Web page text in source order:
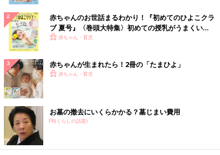
「ある日保育園から職場に『仁菜ちゃんが熱性けいれんを起こ
し、救急搬送されました』と電話があったんです。ものすごく驚
いて、急いで病院へ向かいました。私が病院に到着したときには
もうけいれんは治まっていて、医師からは『初めてだし、おそら
く熱性けいれんでしょう』と言われました」（郁恵さん）
ところが、その後1週間おきくらいの頻度で、仁菜ちゃんは発熱
するたびに、繰り返しけいれんを起こしました。
「2回目のけいれんも保育園で起きて、3回目は自宅にいた夜のこ
とでした。夜に熱が上がってきて、心配しながら見ていたらけい
れんが始まったんです。長男はけいれんを起こしたことがなかっ
たので、私にとって子どものけいれんは初めてのこと。娘の体が
赤ちゃんのお世話まるわかり！『初めてのひよこクラ
ブ 夏号』〈巻頭大特集〉初めての授乳がうまくい
く！ おっぱい・ミルクの基本と夏のトラブル 解決テ
赤ちゃん・育児
赤ちゃんが生まれたら！2冊の「たまひよ」
赤ちゃん・育児
お墓の撤去にいくらかかる？墓じまい費用
PR(くらしの話題)